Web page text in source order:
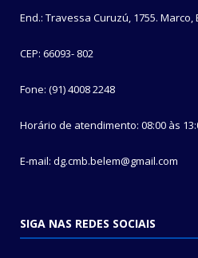
End.: Travessa Curuzú, 1755. Marco,
CEP: 66093- 802
Fone: (91) 4008 2248
Horário de atendimento: 08:00 às
E-mail: dg.cmb.belem@gmail.com
SIGA NAS REDES SOCIAIS